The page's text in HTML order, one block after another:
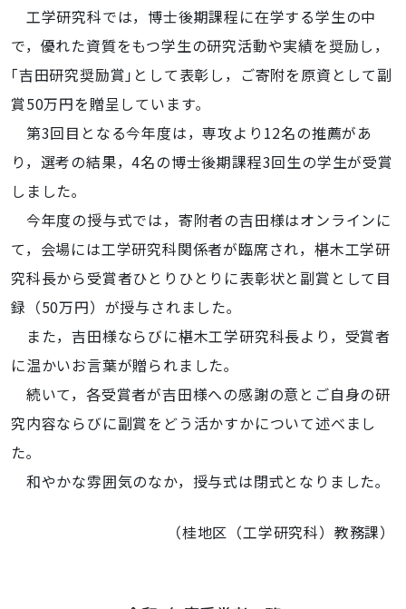
工学研究科では，博士後期課程に在学する学生の中
で，優れた資質をもつ学生の研究活動や実績を奨励し，
｢吉田研究奨励賞｣として表彰し，ご寄附を原資として副
賞50万円を贈呈しています｡
第3回目となる今年度は，専攻より12名の推薦があ
り，選考の結果，4名の博士後期課程3回生の学生が受賞
しました｡
今年度の授与式では，寄附者の吉田様はオンラインに
て，会場には工学研究科関係者が臨席され，椹木工学研
究科長から受賞者ひとりひとりに表彰状と副賞として目
録（50万円）が授与されました｡
また，吉田様ならびに椹木工学研究科長より，受賞者
に温かいお言葉が贈られました｡
続いて，各受賞者が吉田様への感謝の意とご自身の研
究内容ならびに副賞をどう活かすかについて述べまし
た｡
和やかな雰囲気のなか，授与式は閉式となりました｡
（桂地区（工学研究科）教務課）